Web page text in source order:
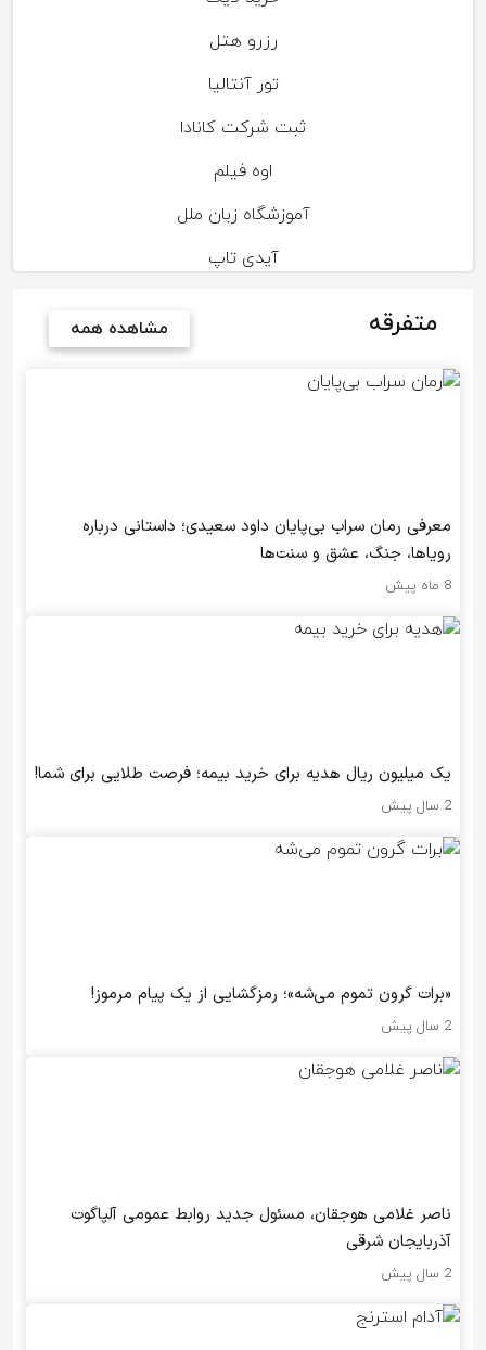
رزرو هتل
تور آنتالیا
ثبت شرکت کانادا
اوه فیلم
آموزشگاه زبان ملل
آیدی تاپ
متفرقه مشاهده همه
معرفی رمان سراب بی‌پایان داود سعیدی؛ داستانی درباره
رویاها، جنگ، عشق و سنت‌ها
8 ماه پیش
یک میلیون ریال هدیه برای خرید بیمه؛ فرصت طلایی برای شما!
2 سال پیش
«برات گرون تموم می‌شه»؛ رمزگشایی از یک پیام مرموز!
2 سال پیش
ناصر غلامی هوجقان، مسئول جدید روابط عمومی آلپاگوت
آذربایجان شرقی
2 سال پیش